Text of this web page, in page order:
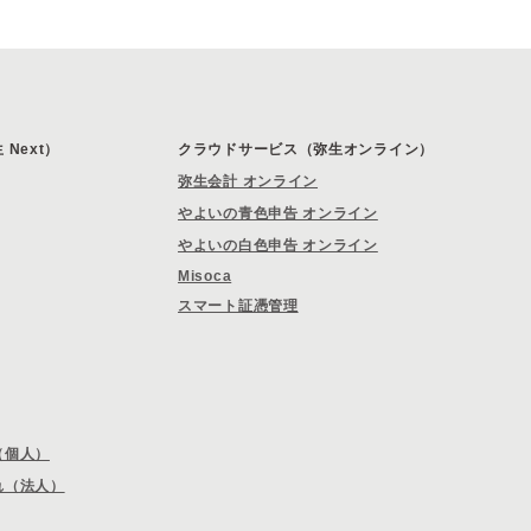
Next）
クラウドサービス（弥生オンライン）
弥生会計 オンライン
やよいの青色申告 オンライン
やよいの白色申告 オンライン
Misoca
スマート証憑管理
人）
法人）